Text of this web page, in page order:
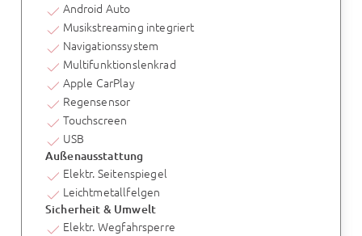
Android Auto
Musikstreaming integriert
Navigationssystem
Multifunktionslenkrad
Apple CarPlay
Regensensor
Touchscreen
USB
Außenausstattung
Elektr. Seitenspiegel
Leichtmetallfelgen
Sicherheit & Umwelt
Elektr. Wegfahrsperre